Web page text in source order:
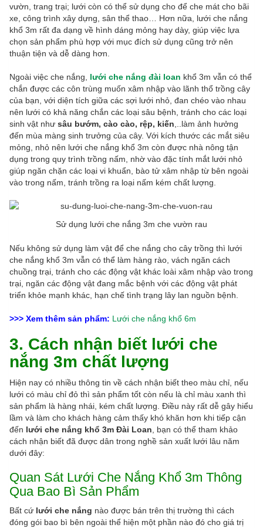
vườn, trang trại; lưới còn có thể sử dụng cho để che mát cho bãi
xe, công trình xây dựng, sân thể thao… Hơn nữa, lưới che nắng
khổ 3m rất đa dạng về hình dáng mỏng hay dày, giúp việc lựa
chọn sản phẩm phù hợp với mục đích sử dụng cũng trở nên
thuận tiện và dễ dàng hơn.
Ngoài việc che nắng, lưới che nắng đài loan khổ 3m vẫn có thể
chắn được các côn trùng muốn xâm nhập vào lãnh thổ trồng cây
của bạn, với diện tích giữa các sợi lưới nhỏ, đan chéo vào nhau
nên lưới có khả năng chắn các loại sâu bệnh, tránh cho các loại
sinh vật như sâu bướm, cào cào, rệp, kiến ,..làm ảnh hưởng
đến mùa màng sinh trưởng của cây. Với kích thước các mắt siêu
mỏng, nhỏ nên lưới che nắng khổ 3m còn được nhà nông tận
dụng trong quy trình trồng nấm, nhờ vào đặc tính mắt lưới nhỏ
giúp ngăn chặn các loại vi khuẩn, bào tử xâm nhập từ bên ngoài
vào trong nấm, tránh trồng ra loại nấm kém chất lượng.
Sử dụng lưới che nắng 3m che vườn rau
Nếu không sử dụng làm vật để che nắng cho cây trồng thì lưới
che nắng khổ 3m vẫn có thể làm hàng rào, vách ngăn cách
chuồng trại, tránh cho các động vật khác loài xâm nhập vào trong
trại, ngăn các động vật đang mắc bệnh với các động vật phát
triển khỏe mạnh khác, hạn chế tình trạng lây lan nguồn bệnh.
>>> Xem thêm sản phẩm: Lưới che nắng khổ 6m
3. Cách nhận biết lưới che
nắng 3m chất lượng
Hiện nay có nhiều thông tin về cách nhận biết theo màu chỉ, nếu
lưới có màu chỉ đỏ thì sản phẩm tốt còn nếu là chỉ màu xanh thì
sản phẩm là hàng nhái, kém chất lượng. Điều này rất dễ gây hiểu
lầm và làm cho khách hàng cảm thấy khó khăn hơn khi tiếp cận
đến lưới che nắng khổ 3m Đài Loan , bạn có thể tham khảo
cách nhận biết đã được dân trong nghề sản xuất lưới lâu năm
dưới đây:
Quan Sát Lưới Che Nắng Khổ 3m Thông
Qua Bao Bì Sản Phẩm
Bất cứ lưới che nắng nào được bán trên thị trường thì cách
đóng gói bao bì bên ngoài thể hiện một phần nào đó cho giá trị